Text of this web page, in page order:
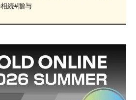
続#贈与